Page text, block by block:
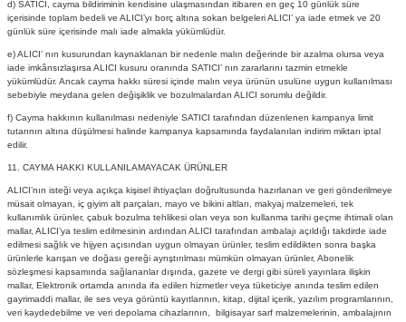
d) SATICI, cayma bildiriminin kendisine ulaşmasından itibaren en geç 10 günlük süre
içerisinde toplam bedeli ve ALICI’yı borç altına sokan belgeleri ALICI’ ya iade etmek ve 20
günlük süre içerisinde malı iade almakla yükümlüdür.
e) ALICI’ nın kusurundan kaynaklanan bir nedenle malın değerinde bir azalma olursa veya
iade imkânsızlaşırsa ALICI kusuru oranında SATICI’ nın zararlarını tazmin etmekle
yükümlüdür. Ancak cayma hakkı süresi içinde malın veya ürünün usulüne uygun kullanılması
sebebiyle meydana gelen değişiklik ve bozulmalardan ALICI sorumlu değildir.
f) Cayma hakkının kullanılması nedeniyle SATICI tarafından düzenlenen kampanya limit
tutarının altına düşülmesi halinde kampanya kapsamında faydalanılan indirim miktarı iptal
edilir.
11. CAYMA HAKKI KULLANILAMAYACAK ÜRÜNLER
ALICI’nın isteği veya açıkça kişisel ihtiyaçları doğrultusunda hazırlanan ve geri gönderilmeye
müsait olmayan, iç giyim alt parçaları, mayo ve bikini altları, makyaj malzemeleri, tek
kullanımlık ürünler, çabuk bozulma tehlikesi olan veya son kullanma tarihi geçme ihtimali olan
mallar, ALICI’ya teslim edilmesinin ardından ALICI tarafından ambalajı açıldığı takdirde iade
edilmesi sağlık ve hijyen açısından uygun olmayan ürünler, teslim edildikten sonra başka
ürünlerle karışan ve doğası gereği ayrıştırılması mümkün olmayan ürünler, Abonelik
sözleşmesi kapsamında sağlananlar dışında, gazete ve dergi gibi süreli yayınlara ilişkin
mallar, Elektronik ortamda anında ifa edilen hizmetler veya tüketiciye anında teslim edilen
gayrimaddi mallar, ile ses veya görüntü kayıtlarının, kitap, dijital içerik, yazılım programlarının,
veri kaydedebilme ve veri depolama cihazlarının, bilgisayar sarf malzemelerinin, ambalajının